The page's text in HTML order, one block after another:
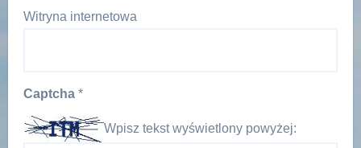
Witryna internetowa
Captcha *
Wpisz tekst wyświetlony powyżej: